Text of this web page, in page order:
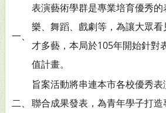
一、
表演藝術學群是專業培育優秀
樂、舞蹈、戲劇等，為讓大眾
才多藝，本局於105年開始針對
值計畫。
二、
旨案活動將串連本市各校優秀
聯合成果發表，為青年學子打